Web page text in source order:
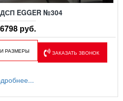
EGGER №304
руб.
РАЗМЕРЫ ЗАКАЗАТЬ ЗВОНОК